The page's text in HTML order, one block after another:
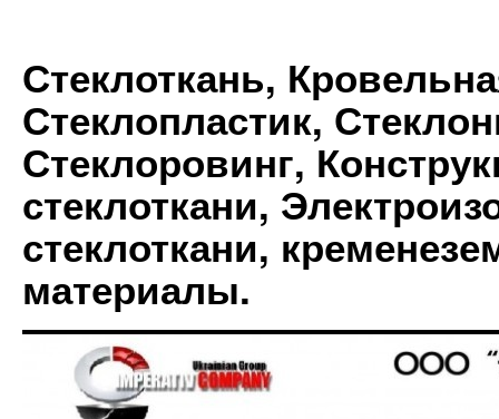
Стеклоткань,
Стеклопластик,
Стеклоровинг,
стеклоткани,
стеклоткани,
материалы.